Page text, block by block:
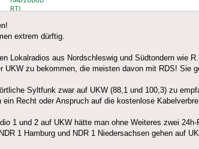
extrem dürftig.
Lokalradios aus Nordschleswig und Südtondern wie
UKW zu bekommen, die meisten davon mit RDS! Sie
Syltfunk zwar auf UKW (88,1 und 100,3) zu
Recht oder Anspruch auf die kostenlose
1 und 2 auf UKW hätte man ohne Weiteres zwei
1 Hamburg und NDR 1 Niedersachsen gehen auf